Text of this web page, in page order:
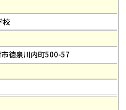
校
徳泉川内町500-57